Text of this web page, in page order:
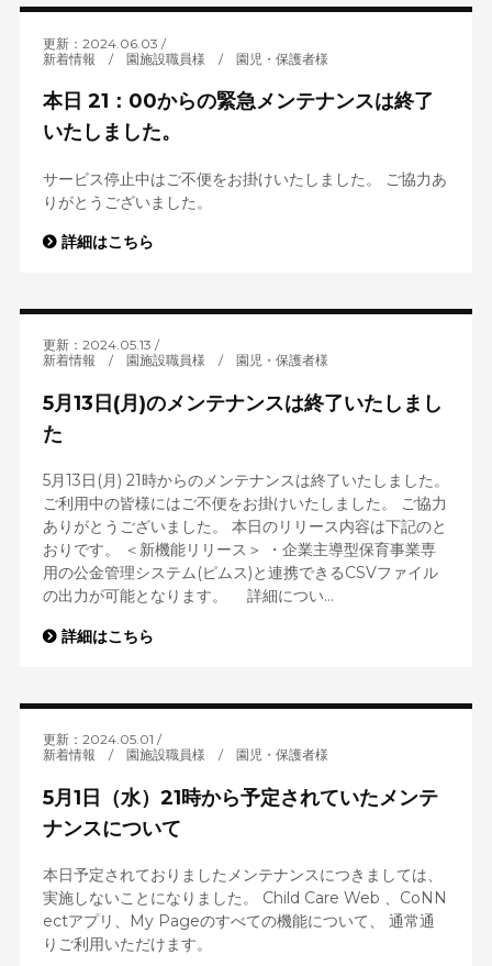
更新：2024.06.03
新着情報 / 園施設職員様 / 園児・保護者様
本日 21：00からの緊急メンテナンスは終了
いたしました。
サービス停止中はご不便をお掛けいたしました。 ご協力あ
りがとうございました。
詳細はこちら
更新：2024.05.13
新着情報 / 園施設職員様 / 園児・保護者様
5月13日(月)のメンテナンスは終了いたしまし
た
5月13日(月) 21時からのメンテナンスは終了いたしました。
ご利用中の皆様にはご不便をお掛けいたしました。 ご協力
ありがとうございました。 本日のリリース内容は下記のと
おりです。 ＜新機能リリース＞ ・企業主導型保育事業専
用の公金管理システム(ピムス)と連携できるCSVファイル
の出力が可能となります。 詳細につい...
詳細はこちら
更新：2024.05.01
新着情報 / 園施設職員様 / 園児・保護者様
5月1日（水）21時から予定されていたメンテ
ナンスについて
本日予定されておりましたメンテナンスにつきましては、
実施しないことになりました。 Child Care Web 、CoNN
ectアプリ、My Pageのすべての機能について、 通常通
りご利用いただけます。